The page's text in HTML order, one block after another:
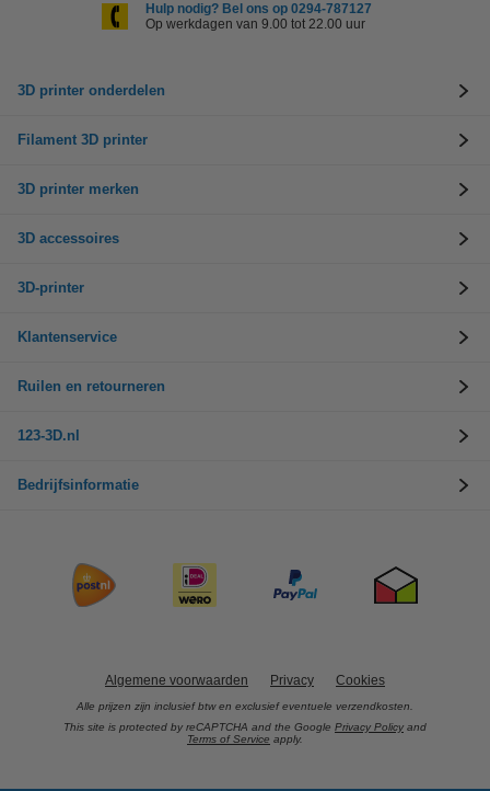
Hulp nodig? Bel ons op 0294-787127
Op werkdagen van 9.00 tot 22.00 uur
3D printer onderdelen
Filament 3D printer
3D printer merken
3D accessoires
3D-printer
Klantenservice
Ruilen en retourneren
123-3D.nl
Bedrijfsinformatie
Algemene voorwaarden Privacy Cookies
Alle prijzen zijn inclusief btw en exclusief eventuele verzendkosten.
This site is protected by reCAPTCHA and the Google Privacy Policy and
Terms of Service apply.